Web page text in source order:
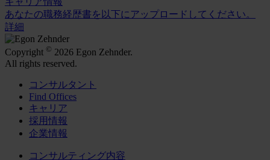
あなたの職務経歴書を以下にアップロードしてください。
詳細
Copyright © 2026 Egon Zehnder.
All rights reserved.
コンサルタント
Find Offices
キャリア
採用情報
企業情報
コンサルティング内容